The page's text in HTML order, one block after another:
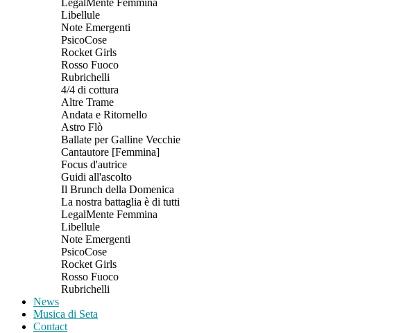
LegalMente Femmina
Libellule
Note Emergenti
PsicoCose
Rocket Girls
Rosso Fuoco
Rubrichelli
4/4 di cottura
Altre Trame
Andata e Ritornello
Astro Flò
Ballate per Galline Vecchie
Cantautore [Femmina]
Focus d'autrice
Guidi all'ascolto
Il Brunch della Domenica
La nostra battaglia è di tutti
LegalMente Femmina
Libellule
Note Emergenti
PsicoCose
Rocket Girls
Rosso Fuoco
Rubrichelli
News
Musica di Seta
Contact